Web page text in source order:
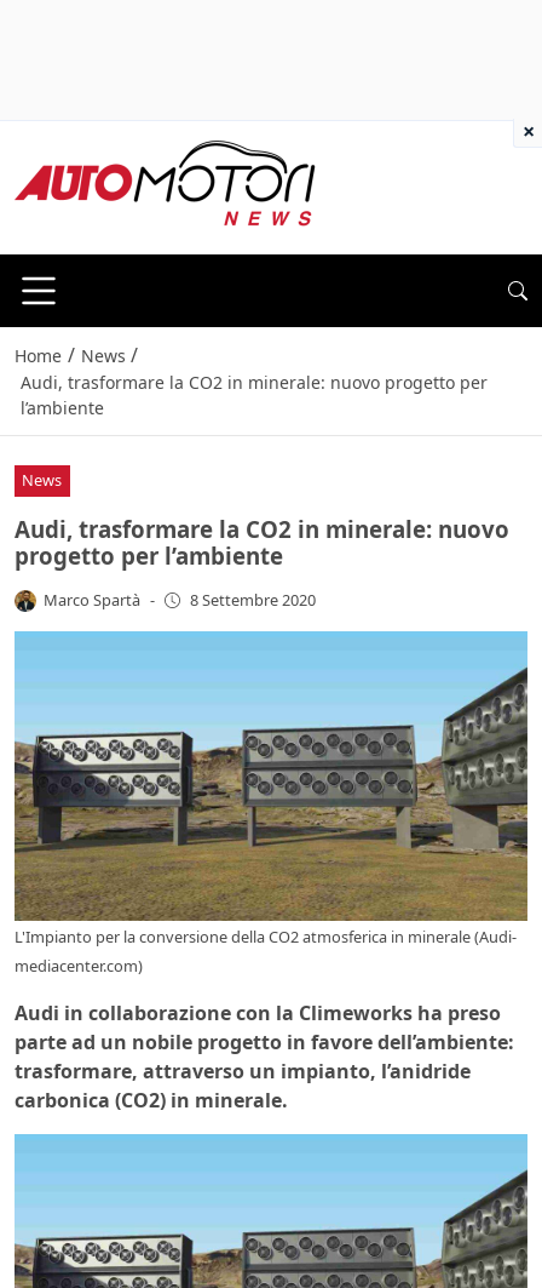
Home / News /
Audi, trasformare la CO2 in minerale: nuovo progetto per
l’ambiente
News
Audi, trasformare la CO2 in minerale: nuovo
progetto per l’ambiente
Marco Spartà - 8 Settembre 2020
L'Impianto per la conversione della CO2 atmosferica in minerale (Audi-
mediacenter.com)
Audi in collaborazione con la Climeworks ha preso
parte ad un nobile progetto in favore dell’ambiente:
trasformare, attraverso un impianto, l’anidride
carbonica (CO2) in minerale.
×